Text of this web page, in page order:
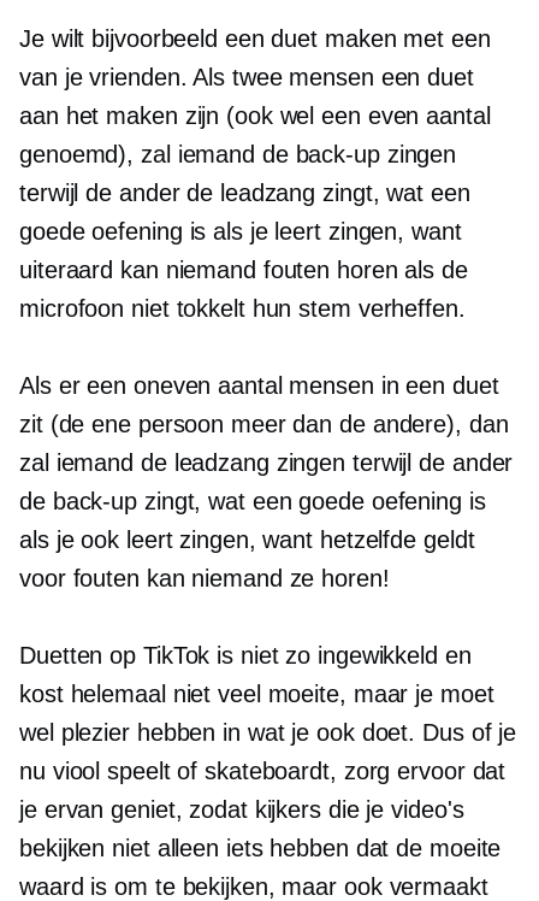
Je wilt bijvoorbeeld een duet maken met een
van je vrienden. Als twee mensen een duet
aan het maken zijn (ook wel een even aantal
genoemd), zal iemand de back-up zingen
terwijl de ander de leadzang zingt, wat een
goede oefening is als je leert zingen, want
uiteraard kan niemand fouten horen als de
microfoon niet tokkelt hun stem verheffen.
Als er een oneven aantal mensen in een duet
zit (de ene persoon meer dan de andere), dan
zal iemand de leadzang zingen terwijl de ander
de back-up zingt, wat een goede oefening is
als je ook leert zingen, want hetzelfde geldt
voor fouten kan niemand ze horen!
Duetten op TikTok is niet zo ingewikkeld en
kost helemaal niet veel moeite, maar je moet
wel plezier hebben in wat je ook doet. Dus of je
nu viool speelt of skateboardt, zorg ervoor dat
je ervan geniet, zodat kijkers die je video's
bekijken niet alleen iets hebben dat de moeite
waard is om te bekijken, maar ook vermaakt